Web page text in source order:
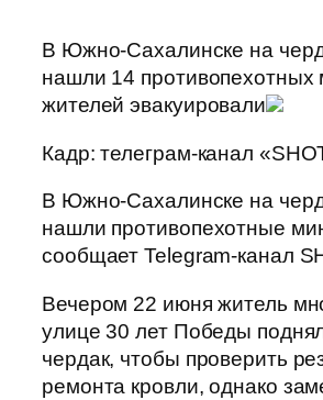
В Южно-Сахалинске на
нашли 14 противопехотных
жителей эвакуировали
Кадр: телеграм-канал
В Южно-Сахалинске на
нашли противопехотные
сообщает Telegram-канал
Вечером 22 июня житель
улице 30 лет Победы
чердак, чтобы проверить
ремонта кровли, однако